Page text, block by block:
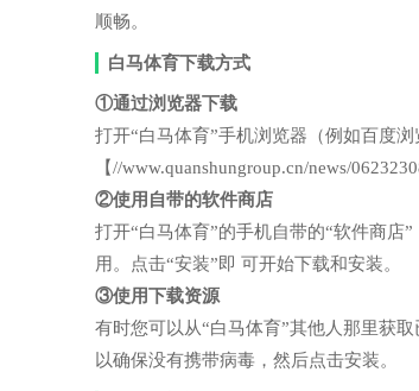
顺畅。
白马体育下载方式
①通过浏览器下载
打开“白马体育”手机浏览器（例如百度
【//www.quanshungroup.cn/news/
②使用自带的软件商店
打开“白马体育”的手机自带的“软件商店
用。点击“安装”即 可开始下载和安装。
③使用下载资源
有时您可以从“白马体育”其他人那里获
以确保没有携带病毒，然后点击安装。